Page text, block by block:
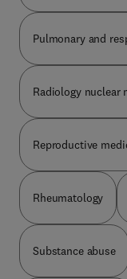
Pulmonary and
Radiology nuclear
Reproductive
Rheumatology
Substance abuse